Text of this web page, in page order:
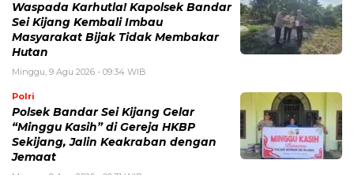
Waspada Karhutla! Kapolsek Bandar
Sei Kijang Kembali Imbau
Masyarakat Bijak Tidak Membakar
Hutan
Minggu, 9 Agu 2026 - 09:34 WIB
Polri
Polsek Bandar Sei Kijang Gelar
“Minggu Kasih” di Gereja HKBP
Sekijang, Jalin Keakraban dengan
Jemaat